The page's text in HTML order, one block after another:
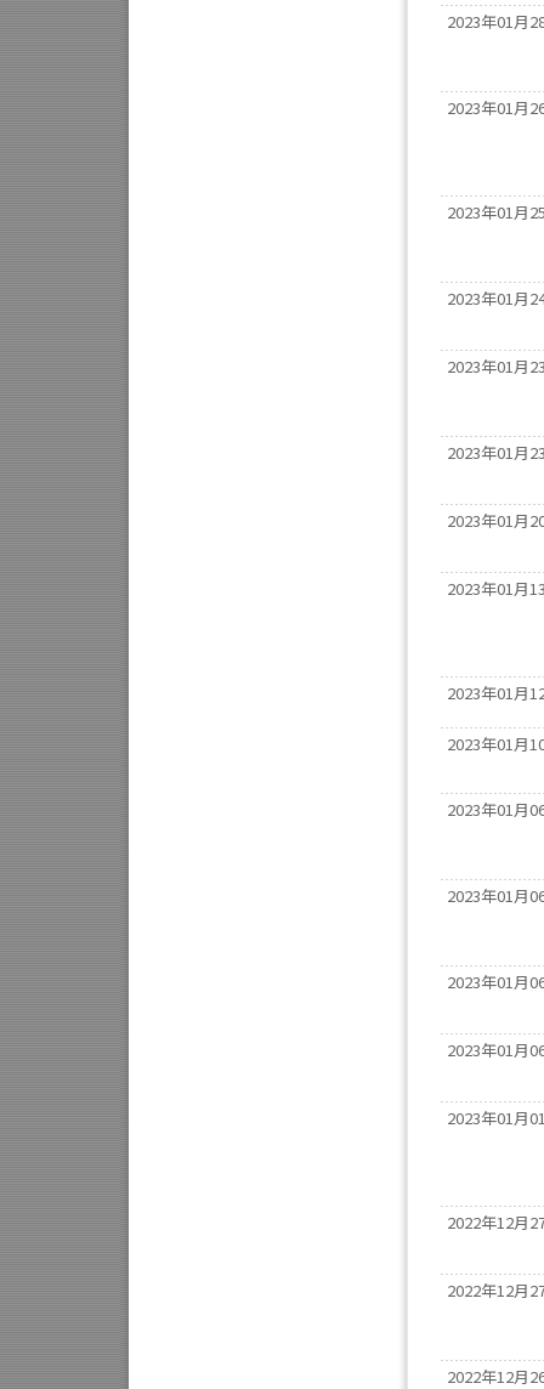
2023年01月
2023年01月
2023年01月
2023年01月
2023年01月
2023年01月
2023年01月
2023年01月
2023年01月
2023年01月
2023年01月
2023年01月
2023年01月
2023年01月
2023年01月
2022年12月
2022年12月
2022年12月